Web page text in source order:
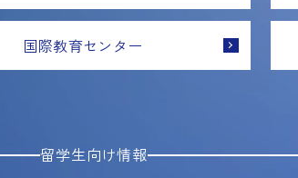
国際教育センター
留学生向け情報